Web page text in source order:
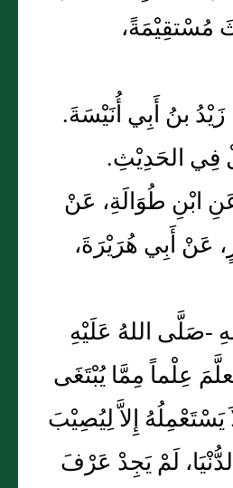
مُسْتقِيْمَةً،
بنُ أَبِي أُنَيْسَةَ.
فِي الحَدِيْثِ.
ابْنِ طُوَالَةِ، عَنْ
عَنْ أَبِي هُرَيْرَةَ،
-صَلَّى اللهُ عَلَيْهِ
عِلْماً مِمَّا يُبْتَغَى
يَسْتَعْمِلُهُ إِلاَّ لِيُصِيْبَ
لَمْ يَجِدْ عَرْفَ